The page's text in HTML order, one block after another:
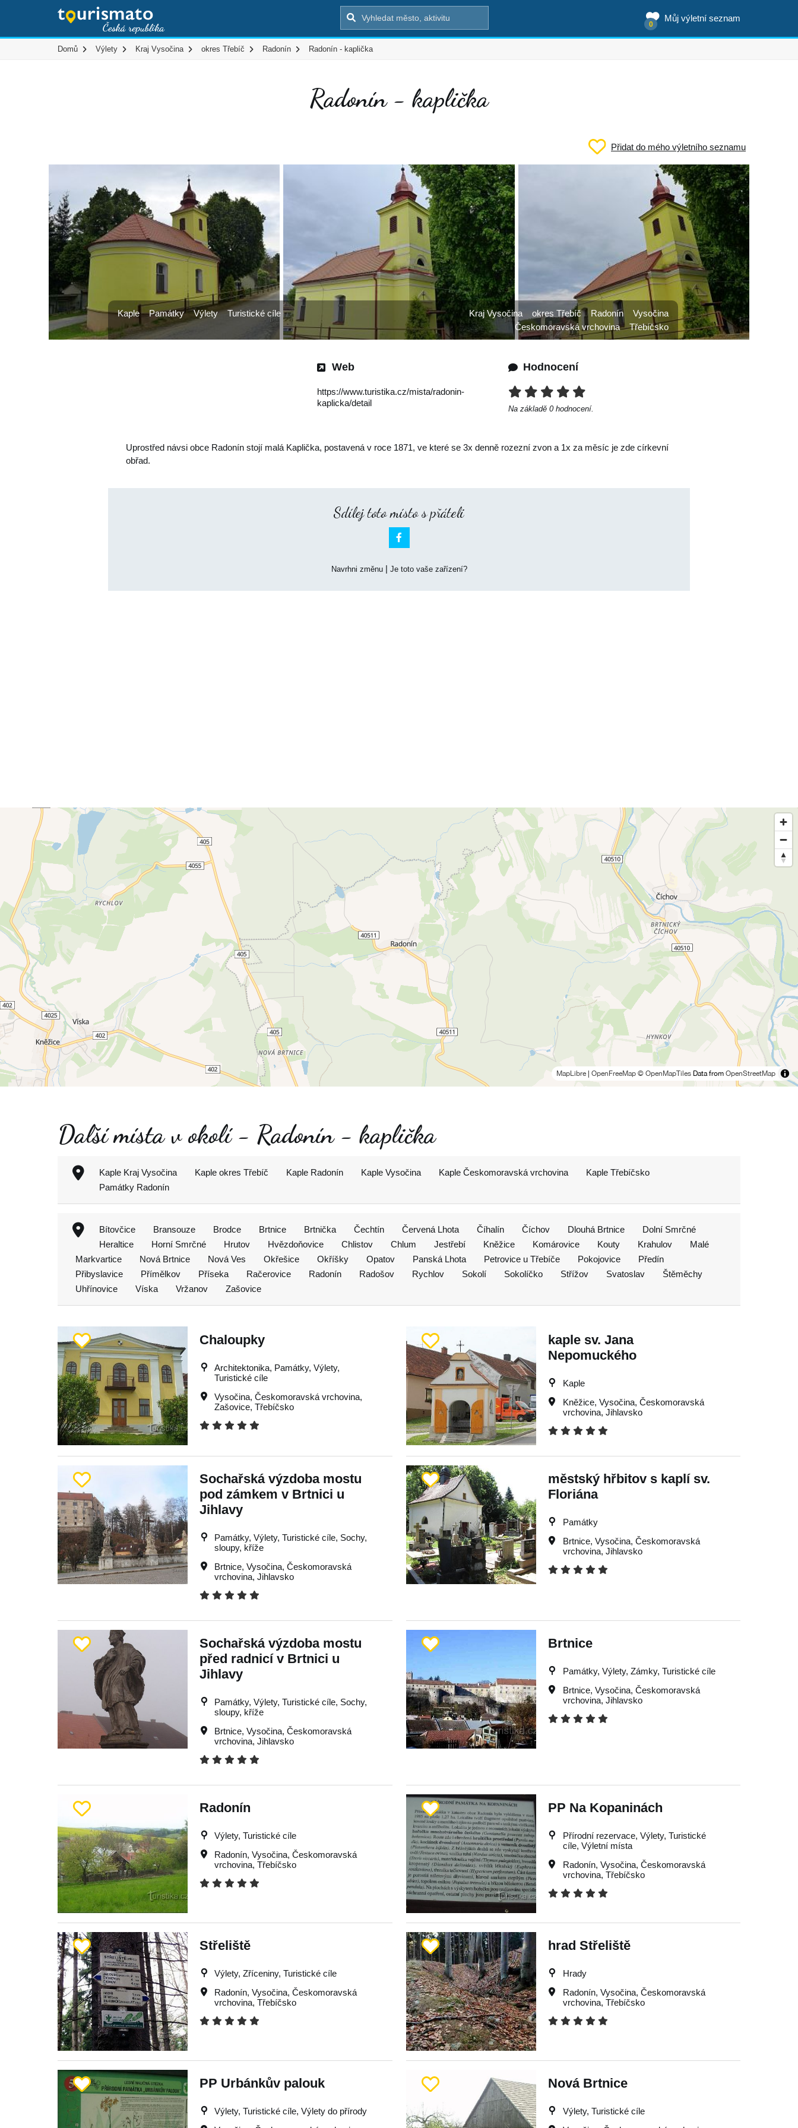
Můj výletní seznam
0
Domů Výlety Kraj Vysočina okres Třebíč Radonín Radonín - kaplička
Radonín - kaplička
Přidat do mého výletního seznamu
Web
https://www.turistika.cz/mista/radonin-
kaplicka/detail
Hodnocení
Na základě 0 hodnocení.
Uprostřed návsi obce Radonín stojí malá Kaplička, postavená v roce 1871, ve které se 3x denně rozezní zvon a 1x za měsíc je zde církevní
obřad.
Kaple Památky Výlety Turistické cíle Kraj Vysočina okres Třebíč Radonín
Vysočina
Českomoravská vrchovina
Třebíčsko
Sdílej toto místo s přáteli

Navrhni změnu| Je toto vaše zařízení?
MapLibre OpenFreeMap © OpenMapTiles Data from OpenStreetMap
Další místa v okolí - Radonín - kaplička
Kaple Kraj Vysočina Kaple okres Třebíč Kaple Radonín Kaple Vysočina Kaple Českomoravská vrchovina
Kaple Třebíčsko
Památky Radonín
Bítovčice Bransouze Brodce Brtnice Brtnička Čechtín Červená Lhota Číhalín Číchov Dlouhá Brtnice
Dolní Smrčné
Heraltice
Horní Smrčné Hrutov Hvězdoňovice Chlistov Chlum Jestřebí Kněžice Komárovice Kouty Krahulov
Malé
Markvartice
Nová Brtnice Nová Ves Okřešice Okříšky Opatov Panská Lhota Petrovice u Třebíče Pokojovice
Předín
Přibyslavice
Přímělkov Příseka Račerovice Radonín Radošov Rychlov Sokolí Sokolíčko Střížov Svatoslav
Štěměchy
Uhřínovice
Víska Vržanov Zašovice
Chaloupky
Architektonika, Památky, Výlety,
Turistické cíle
Vysočina,Českomoravská vrchovina,
Zašovice,Třebíčsko
kaple sv. Jana
Nepomuckého
Kaple
Kněžice, Vysočina, Českomoravská
vrchovina, Jihlavsko
Sochařská výzdoba mostu
pod zámkem v Brtnici u
Jihlavy
Památky, Výlety, Turistické cíle, Sochy,
sloupy, kříže
Brtnice,Vysočina,Českomoravská
vrchovina,Jihlavsko
městský hřbitov s kaplí sv.
Floriána
Památky
Brtnice, Vysočina, Českomoravská
vrchovina, Jihlavsko
Sochařská výzdoba mostu
před radnicí v Brtnici u
Jihlavy
Památky, Výlety, Turistické cíle, Sochy,
sloupy, kříže
Brtnice,Vysočina,Českomoravská
vrchovina,Jihlavsko
Brtnice
Památky, Výlety, Zámky, Turistické cíle
Brtnice, Vysočina, Českomoravská
vrchovina, Jihlavsko
Radonín
Výlety, Turistické cíle
Radonín,Vysočina,Českomoravská
vrchovina,Třebíčsko
PP Na Kopaninách
Přírodní rezervace, Výlety, Turistické
cíle, Výletní místa
Radonín, Vysočina, Českomoravská
vrchovina, Třebíčsko
Střeliště
Výlety, Zříceniny, Turistické cíle
Radonín,Vysočina,Českomoravská
vrchovina,Třebíčsko
hrad Střeliště
Hrady
Radonín, Vysočina, Českomoravská
vrchovina, Třebíčsko
PP Urbánkův palouk
Výlety, Turistické cíle, Výlety do přírody
Nová Brtnice
Výlety, Turistické cíle